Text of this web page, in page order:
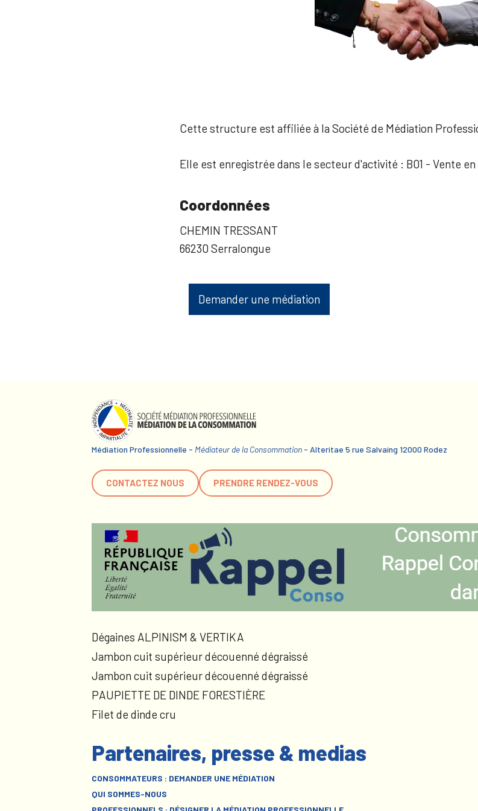
Cette structure est affiliée à la Société de Médiation
Elle est enregistrée dans le secteur d'activité : B01 - Vente
Coordonnées
CHEMIN TRESSANT
66230 Serralongue
Demander une médiation
Médiation Professionnelle - Médiateur de la Consommation - Alteritae 5 rue Salvaing 12000 Rodez
CONTACTEZ NOUS PRENDRE RENDEZ-VOUS
Dégaines ALPINISM & VERTIKA
Jambon cuit supérieur découenné dégraissé
Jambon cuit supérieur découenné dégraissé
PAUPIETTE DE DINDE FORESTIÈRE
Filet de dinde cru
Partenaires, presse & medias
CONSOMMATEURS : DEMANDER UNE MÉDIATION
QUI SOMMES-NOUS